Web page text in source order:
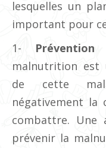
lesquelles un
important pour
1-
malnutrition est
de cette
négativement la
combattre. Une
prévenir la